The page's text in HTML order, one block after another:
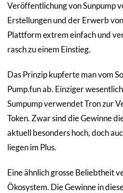
Veröffentlichung von Sunpump
Erstellungen und der Erwerb
Plattform extrem einfach und
rasch zu einem Einstieg.
Das Prinzip kupferte man vom
Pump.fun ab. Einziger
Sumpump verwendet Tron zur
Token. Zwar sind die Gewinne
aktuell besonders hoch, doch
liegen im Plus.
Eine ähnlich grosse Beliebtheit
Ökosystem. Die Gewinne in